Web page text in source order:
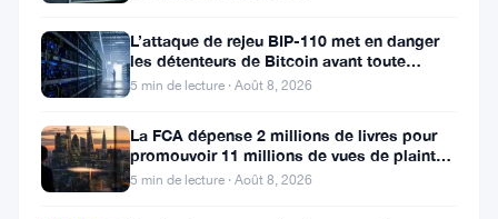
finance
décentralisée
(DeFi)
continue
d’évoluer
L’attaque de rejeu BIP-110 met en danger
les détenteurs de Bitcoin avant toute
scission de chaîne
5 min de lecture · Août 8, 2026
La FCA dépense 2 millions de livres pour
promouvoir 11 millions de vues de plaintes
sur le financement
5 min de lecture · Août 8, 2026